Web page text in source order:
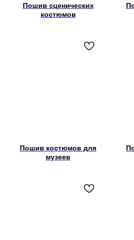
Пошив сценических
костюмов
Пошив костюмов для
музеев